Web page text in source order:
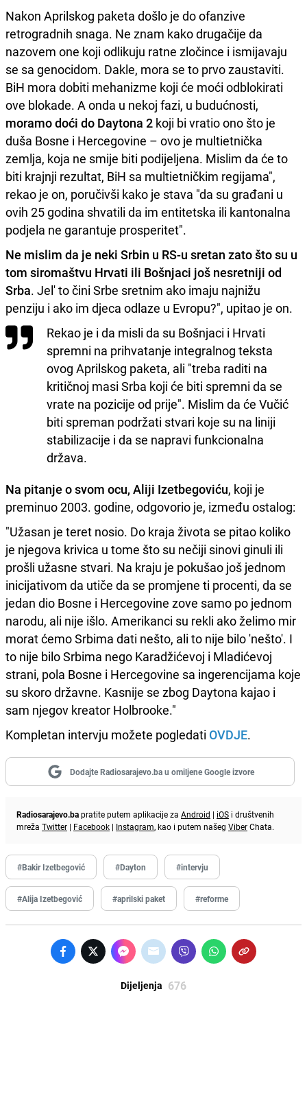
Nakon Aprilskog paketa došlo je do ofanzive
retrogradnih snaga. Ne znam kako drugačije da
nazovem one koji odlikuju ratne zločince i ismijavaju
se sa genocidom. Dakle, mora se to prvo zaustaviti.
BiH mora dobiti mehanizme koji će moći odblokirati
ove blokade. A onda u nekoj fazi, u budućnosti,
moramo doći do Daytona 2 koji bi vratio ono što je
duša Bosne i Hercegovine – ovo je multietnička
zemlja, koja ne smije biti podijeljena. Mislim da će to
biti krajnji rezultat, BiH sa multietničkim regijama",
rekao je on, poručivši kako je stava "da su građani u
ovih 25 godina shvatili da im entitetska ili kantonalna
podjela ne garantuje prosperitet".
Ne mislim da je neki Srbin u RS-u sretan zato što su u
tom siromaštvu Hrvati ili Bošnjaci još nesretniji od
Srba. Jel' to čini Srbe sretnim ako imaju najnižu
penziju i ako im djeca odlaze u Evropu?", upitao je on.
Rekao je i da misli da su Bošnjaci i Hrvati
spremni na prihvatanje integralnog teksta
ovog Aprilskog paketa, ali "treba raditi na
kritičnoj masi Srba koji će biti spremni da se
vrate na pozicije od prije". Mislim da će Vučić
biti spreman podržati stvari koje su na liniji
stabilizacije i da se napravi funkcionalna
država.
Na pitanje o svom ocu, Aliji Izetbegoviću, koji je
preminuo 2003. godine, odgovorio je, između ostalog:
"Užasan je teret nosio. Do kraja života se pitao koliko
je njegova krivica u tome što su nečiji sinovi ginuli ili
prošli užasne stvari. Na kraju je pokušao još jednom
inicijativom da utiče da se promjene ti procenti, da se
jedan dio Bosne i Hercegovine zove samo po jednom
narodu, ali nije išlo. Amerikanci su rekli ako želimo mir
morat ćemo Srbima dati nešto, ali to nije bilo 'nešto'. I
to nije bilo Srbima nego Karadžićevoj i Mladićevoj
strani, pola Bosne i Hercegovine sa ingerencijama koje
su skoro državne. Kasnije se zbog Daytona kajao i
sam njegov kreator Holbrooke."
Kompletan intervju možete pogledati OVDJE.
Dodajte Radiosarajevo.ba u omiljene Google izvore
Radiosarajevo.bapratite putem aplikacije za Android | iOS i društvenih
mreža Twitter | Facebook | Instagram, kao i putem našeg ViberChata.
#Bakir Izetbegović #Dayton #intervju
#Alija Izetbegović #aprilski paket #reforme
Dijeljenja 676